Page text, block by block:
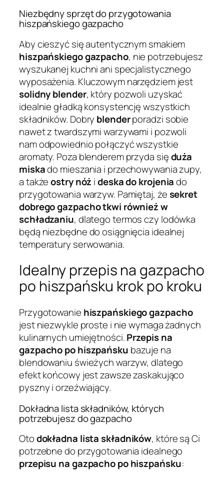
Niezbędny sprzęt do przygotowania
hiszpańskiego gazpacho
Aby cieszyć się autentycznym smakiem
hiszpańskiego gazpacho, nie potrzebujesz
wyszukanej kuchni ani specjalistycznego
wyposażenia. Kluczowym narzędziem jest
solidny blender, który pozwoli uzyskać
idealnie gładką konsystencję wszystkich
składników. Dobry blenderporadzi sobie
nawet z twardszymi warzywami i pozwoli
nam odpowiednio połączyć wszystkie
aromaty. Poza blenderem przyda sięduża
miskado mieszania i przechowywania zupy,
a takżeostry nóż ideska do krojeniado
przygotowania warzyw. Pamiętaj, żesekret
dobrego gazpacho tkwi również w
schładzaniu, dlatego termos czy lodówka
będą niezbędne do osiągnięcia idealnej
temperatury serwowania.
Idealny przepis na gazpacho
po hiszpańsku krok po kroku
Przygotowanie hiszpańskiego gazpacho
jest niezwykle proste i nie wymaga żadnych
kulinarnych umiejętności.Przepis na
gazpacho po hiszpańsku bazuje na
blendowaniu świeżych warzyw, dlatego
efekt końcowy jest zawsze zaskakująco
pyszny i orzeźwiający.
Dokładna lista składników, których
potrzebujesz do gazpacho
Otodokładna lista składników, które są Ci
potrzebne do przygotowania idealnego
przepisu na gazpacho po hiszpańsku: